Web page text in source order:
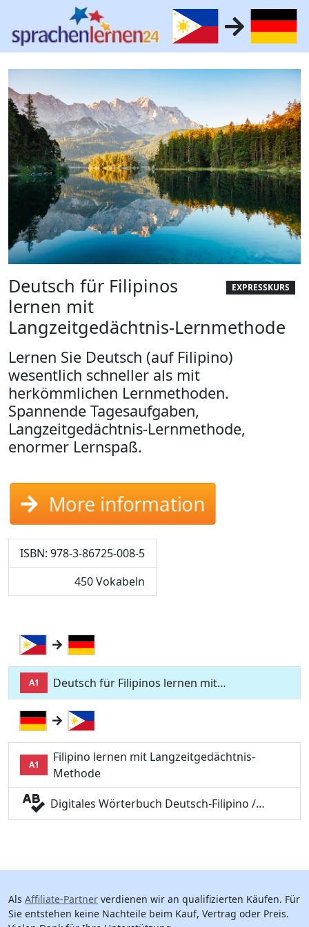
EXPRESSKURS
Deutsch für Filipinos
lernen mit
Langzeitgedächtnis-Lernmethode
Lernen Sie Deutsch (auf Filipino)
wesentlich schneller als mit
herkömmlichen Lernmethoden.
Spannende Tagesaufgaben,
Langzeitgedächtnis-Lernmethode,
enormer Lernspaß.
More information
ISBN: 978-3-86725-008-5
450 Vokabeln
A1 Deutsch für Filipinos lernen mit…
A1
Filipino lernen mit Langzeitgedächtnis-
Methode
Digitales Wörterbuch Deutsch-Filipino /…
Als Affiliate-Partner verdienen wir an qualifizierten Käufen. Für
Sie entstehen keine Nachteile beim Kauf, Vertrag oder Preis.